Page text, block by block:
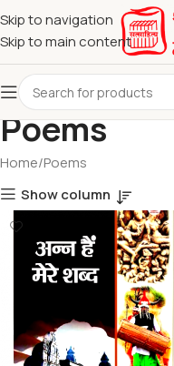
Skip to navigation
Skip to main content
Poems
Home Poems
Show column